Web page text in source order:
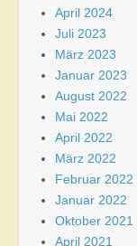
April 2024
Juli 2023
März 2023
Januar 2023
August 2022
Mai 2022
April 2022
März 2022
Februar 2022
Januar 2022
Oktober 2021
April 2021